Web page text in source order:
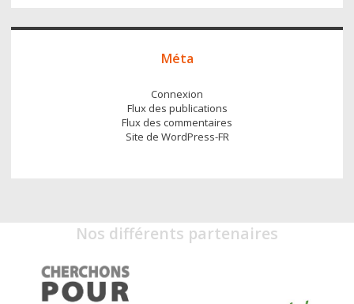
Méta
Connexion
Flux des publications
Flux des commentaires
Site de WordPress-FR
Nos différents partenaires